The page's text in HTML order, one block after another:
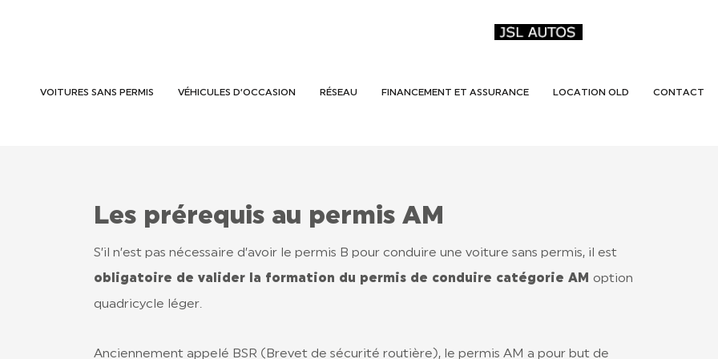
VOITURES SANS PERMIS VÉHICULES D’OCCASION RÉSEAU FINANCEMENT ET ASSURANCE LOCATION OLD CONTACT
Les prérequis au permis AM
S’il n’est pas nécessaire d’avoir le permis B pour conduire une voiture sans permis, il est
obligatoire de valider la formation du permis de conduire catégorie AM option
quadricycle léger.
Anciennement appelé BSR (Brevet de sécurité routière), le permis AM a pour but de